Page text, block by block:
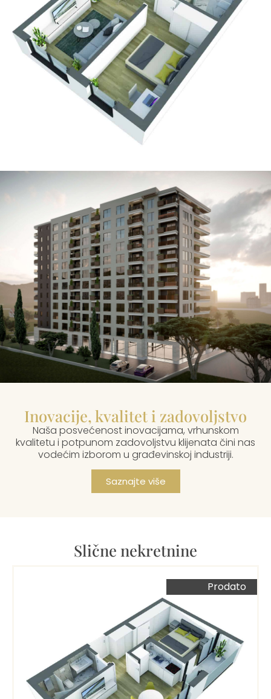
Inovacije, kvalitet i zadovoljstvo
Naša posvećenost inovacijama, vrhunskom
kvalitetu i potpunom zadovoljstvu klijenata čini nas
vodećim izborom u građevinskoj industriji.
Saznajte više
Slične nekretnine
Prodato